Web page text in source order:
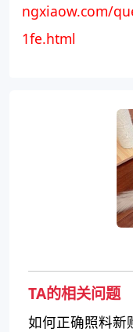
ngxiaow.com/
1fe.html
TA的相关问题
如何正确照料新